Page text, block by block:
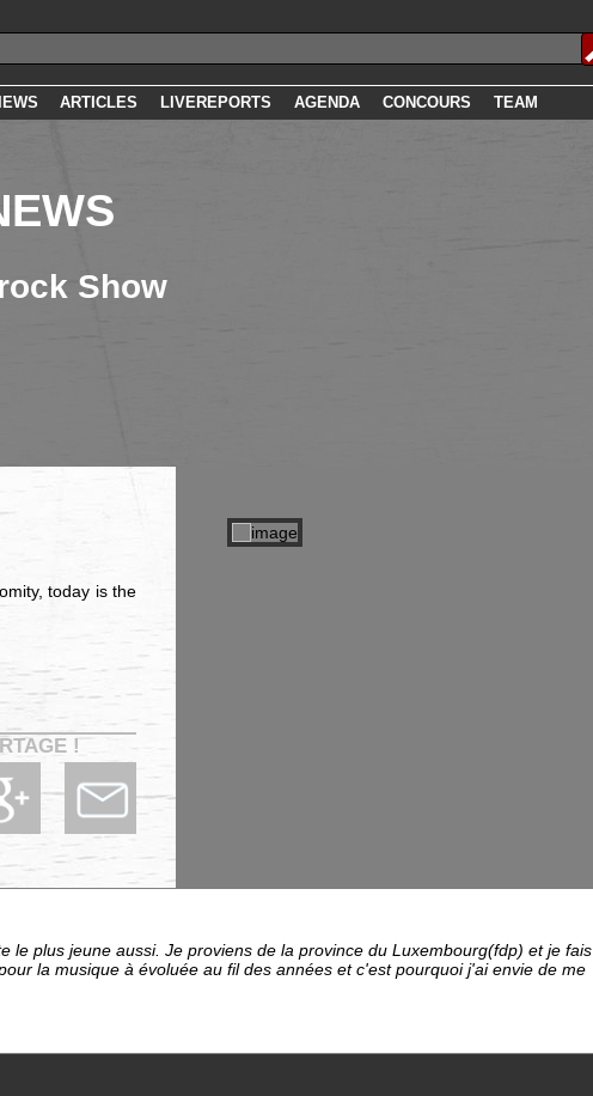
ARTICLES LIVEREPORTS AGENDA CONCOURS TEAM
Show
today is the
!
le plus jeune aussi. Je proviens de la province du Luxembourg(fdp) et je fais
la musique à évoluée au fil des années et c'est pourquoi j'ai envie de me